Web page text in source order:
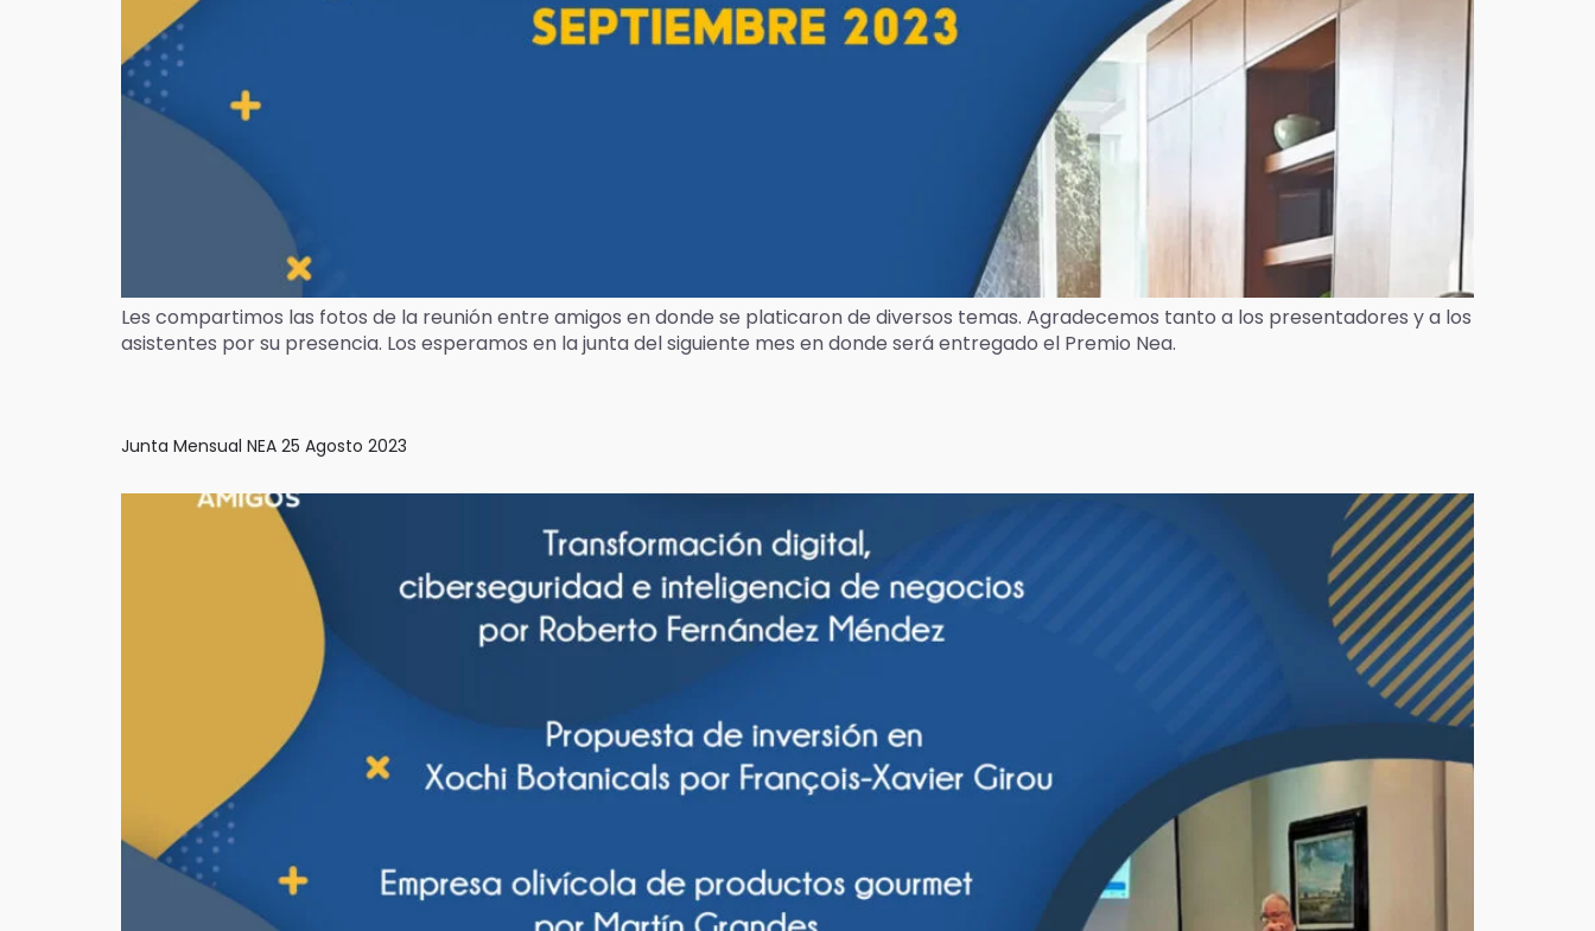
Les compartimos las fotos de la reunión entre amigos en donde se platicaron de diversos temas. Agradecemos tanto a los presentadores y a los
asistentes por su presencia. Los esperamos en la junta del siguiente mes en donde será entregado el Premio Nea.
Junta Mensual NEA 25 Agosto 2023